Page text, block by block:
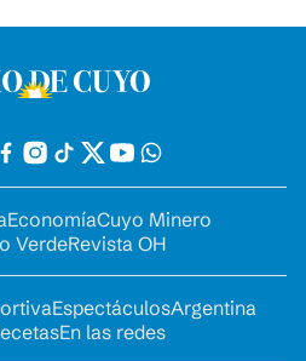
EconomíaCuyo Minero
VerdeRevista OH
EspectáculosArgentina
En las redes